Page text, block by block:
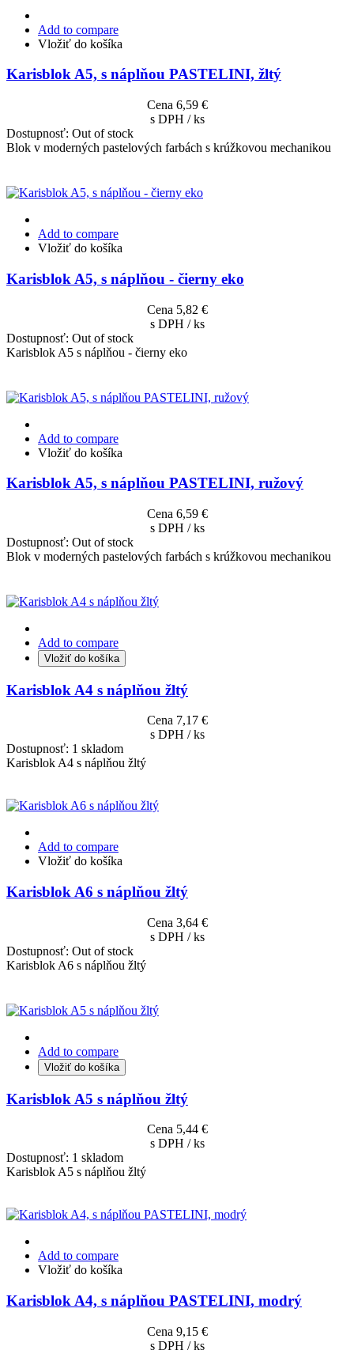
Add to compare
Vložiť do košíka
Karisblok A5, s náplňou PASTELINI, žltý
Cena 6,59 €
s DPH / ks
Dostupnosť: Out of stock
Blok v moderných pastelových farbách s krúžkovou mechanikou
Add to compare
Vložiť do košíka
Karisblok A5, s náplňou - čierny eko
Cena 5,82 €
s DPH / ks
Dostupnosť: Out of stock
Karisblok A5 s náplňou - čierny eko
Add to compare
Vložiť do košíka
Karisblok A5, s náplňou PASTELINI, ružový
Cena 6,59 €
s DPH / ks
Dostupnosť: Out of stock
Blok v moderných pastelových farbách s krúžkovou mechanikou
Add to compare
Vložiť do košíka
Karisblok A4 s náplňou žltý
Cena 7,17 €
s DPH / ks
Dostupnosť: 1 skladom
Karisblok A4 s náplňou žltý
Add to compare
Vložiť do košíka
Karisblok A6 s náplňou žltý
Cena 3,64 €
s DPH / ks
Dostupnosť: Out of stock
Karisblok A6 s náplňou žltý
Add to compare
Vložiť do košíka
Karisblok A5 s náplňou žltý
Cena 5,44 €
s DPH / ks
Dostupnosť: 1 skladom
Karisblok A5 s náplňou žltý
Add to compare
Vložiť do košíka
Karisblok A4, s náplňou PASTELINI, modrý
Cena 9,15 €
s DPH / ks